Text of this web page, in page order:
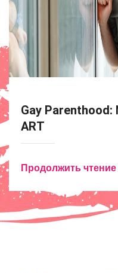
Gay Parenthood:
ART
Продолжить чтение